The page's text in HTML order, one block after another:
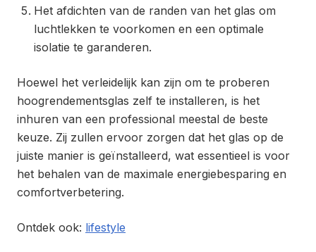
Het afdichten van de randen van het glas om
luchtlekken te voorkomen en een optimale
isolatie te garanderen.
Hoewel het verleidelijk kan zijn om te proberen
hoogrendementsglas zelf te installeren, is het
inhuren van een professional meestal de beste
keuze. Zij zullen ervoor zorgen dat het glas op de
juiste manier is geïnstalleerd, wat essentieel is voor
het behalen van de maximale energiebesparing en
comfortverbetering.
Ontdek ook: lifestyle